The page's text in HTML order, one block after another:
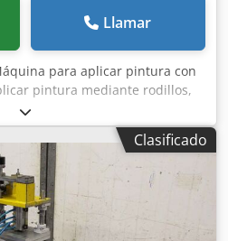
Llamar
para aplicar pintura con
pintura mediante rodillos,
en polvo. Cjdpfxjgal Ago
de aire: utilizada para la
-Dimensiones:
484 kg
Clasificado